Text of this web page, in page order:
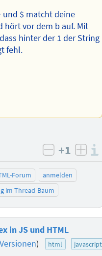
und $ matcht deine
hört vor dem b auf. Mit
hinter der 1 der String
fehl.
negativ
+1
Forum
anmelden
im Thread-Baum
in JS und HTML
) html
javascript